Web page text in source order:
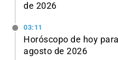
de 2026
03:11
Horóscopo de hoy
agosto de 2026